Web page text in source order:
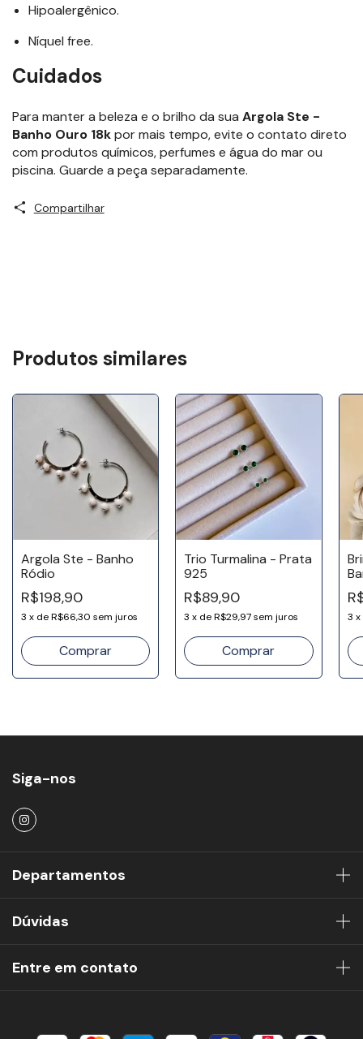
Hipoalergênico.
Níquel free.
Cuidados
Para manter a beleza e o brilho da sua Argola Ste -
Banho Ouro 18kpor mais tempo, evite o contato direto
com produtos químicos, perfumes e água do mar ou
piscina. Guarde a peça separadamente.
Compartilhar
Produtos similares
Argola Ste - Banho
Ródio
R$198,90
3 x deR$66,30 sem juros
Trio Turmalina - Prata
925
R$89,90
3 x deR$29,97 sem juros 3 x
Siga-nos
Departamentos
Dúvidas
Entre em contato